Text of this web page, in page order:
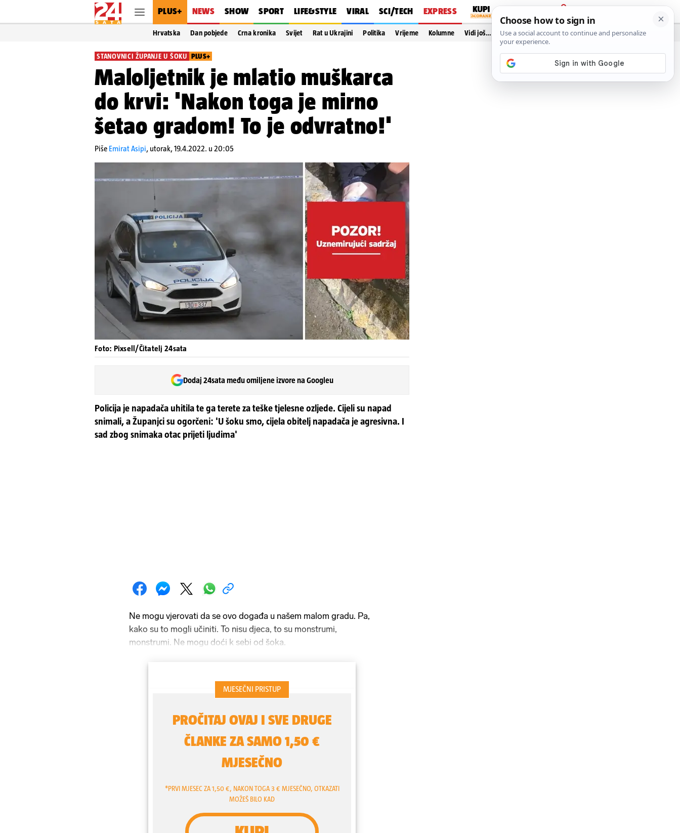
PLUS+ NEWS SHOW SPORT LIFE&STYLE VIRAL SCI/TECH EXPRESS
PRIJAVA
Hrvatska Dan pobjede Crna kronika Svijet Rat u Ukrajini Politika Vrijeme Kolumne Vidi još…
STANOVNICI ŽUPANJE U ŠOKU PLUS+
Maloljetnik je mlatio muškarca
do krvi: 'Nakon toga je mirno
šetao gradom! To je odvratno!'
Piše Emirat Asipi, utorak, 19.4.2022. u 20:05
Foto: Pixsell/Čitatelj 24sata
Dodaj 24sata među omiljene izvore na Googleu
Policija je napadača uhitila te ga terete za teške tjelesne ozljede. Cijeli su napad
snimali, a Županjci su ogorčeni: 'U šoku smo, cijela obitelj napadača je agresivna. I
sad zbog snimaka otac prijeti ljudima'
Ne mogu vjerovati da se ovo događa u našem malom gradu. Pa,
kako su to mogli učiniti. To nisu djeca, to su monstrumi,
monstrumi. Ne mogu doći k sebi od šoka.